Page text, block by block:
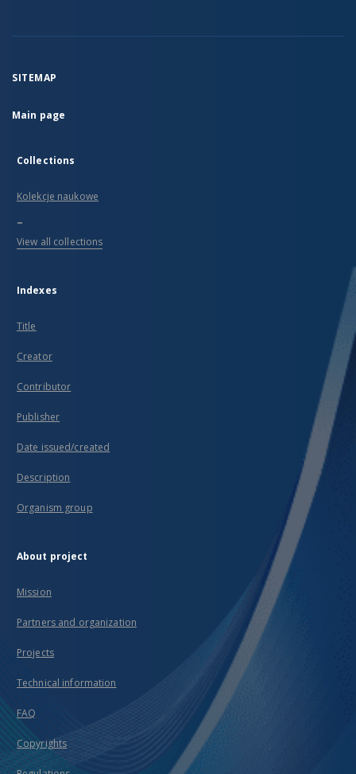
SITEMAP
Main page
Collections
Kolekcje naukowe
...
View all collections
Indexes
Title
Creator
Contributor
Publisher
Date issued/created
Description
Organism group
About project
Mission
Partners and organization
Projects
Technical information
FAQ
Copyrights